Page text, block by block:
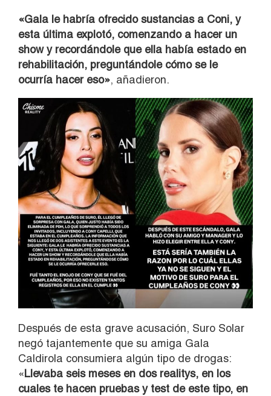
«Gala le habría ofrecido sustancias a Coni, y
esta última explotó, comenzando a hacer un
show y recordándole que ella había estado en
rehabilitación, preguntándole cómo se le
ocurría hacer eso», añadieron.
Después de esta grave acusación, Suro Solar
negó tajantemente que su amiga Gala
Caldirola consumiera algún tipo de drogas:
«Llevaba seis meses en dos realitys, en los
cuales te hacen pruebas y test de este tipo, en